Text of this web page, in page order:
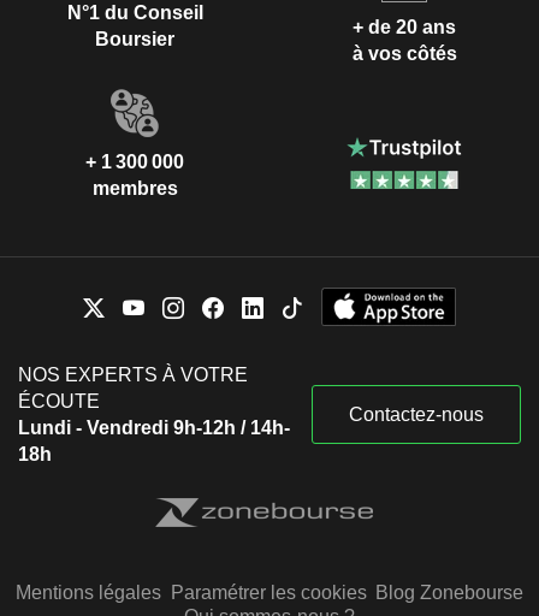
N°1 du Conseil
Boursier
+ de 20 ans
à vos côtés
+ 1 300 000
membres
NOS EXPERTS À VOTRE
ÉCOUTE
Lundi - Vendredi 9h-12h / 14h-
18h
Contactez-nous
Mentions légales Paramétrer les cookies Blog Zonebourse